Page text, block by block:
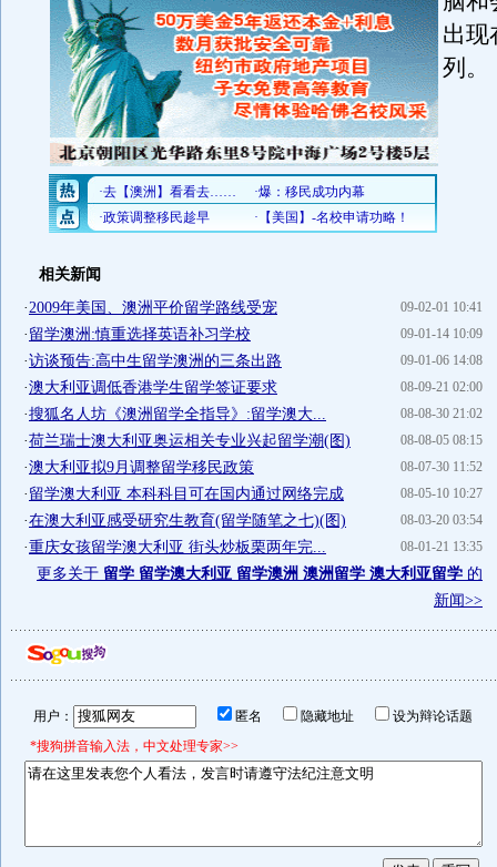
出现
列。
相关新闻
09-02-01 10:41
·2009年美国、澳洲平价留学路线受宠
09-01-14 10:09
·留学澳洲:慎重选择英语补习学校
09-01-06 14:08
·访谈预告:高中生留学澳洲的三条出路
08-09-21 02:00
·澳大利亚调低香港学生留学签证要求
08-08-30 21:02
·搜狐名人坊《澳洲留学全指导》:留学澳大...
08-08-05 08:15
·荷兰瑞士澳大利亚奥运相关专业兴起留学潮(图)
08-07-30 11:52
·澳大利亚拟9月调整留学移民政策
08-05-10 10:27
·留学澳大利亚 本科科目可在国内通过网络完成
08-03-20 03:54
·在澳大利亚感受研究生教育(留学随笔之七)(图)
08-01-21 13:35
·重庆女孩留学澳大利亚 街头炒板栗两年完...
更多关于 留学 留学澳大利亚 留学澳洲 澳洲留学 澳大利亚留学 的
新闻>>
用户： 匿名 隐藏地址
设为辩论话题
*搜狗拼音输入法，中文处理专家>>